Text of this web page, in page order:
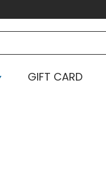
GIFT CARD